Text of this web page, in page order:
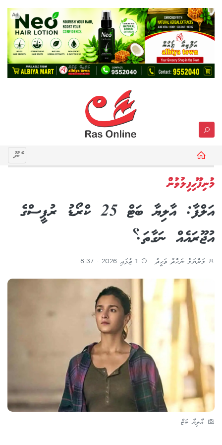
Ad
މެނޫ
މުނިފޫހިފިލުވުން
އަލްފާ: އާލިޔާ ބަޓް 25 ކްރޯޑު ރުޕީސްގެ
އުޖޫރައެއް ނަގާތަ؟
މަރްޔަމް ނަހްދާ ވަޙީދު
އާލިޔާ ބަޓް